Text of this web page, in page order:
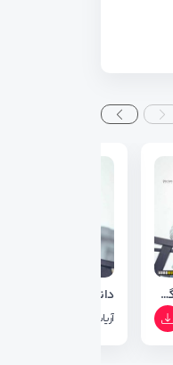
دانلود موزیک ویدیو گول بینن از اریاس جوان
آریاس جوان